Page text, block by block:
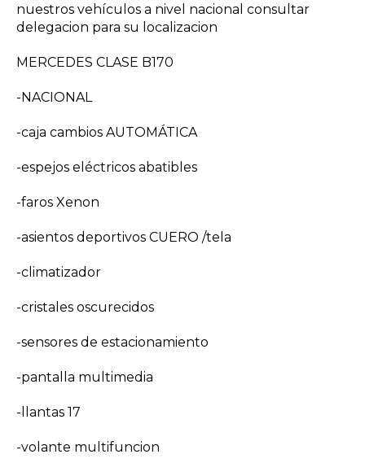
nuestros vehículos a nivel nacional consultar
delegacion para su localizacion
MERCEDES CLASE B170
-NACIONAL
-caja cambios AUTOMÁTICA
-espejos eléctricos abatibles
-faros Xenon
-asientos deportivos CUERO /tela
-climatizador
-cristales oscurecidos
-sensores de estacionamiento
-pantalla multimedia
-llantas 17
-volante multifuncion